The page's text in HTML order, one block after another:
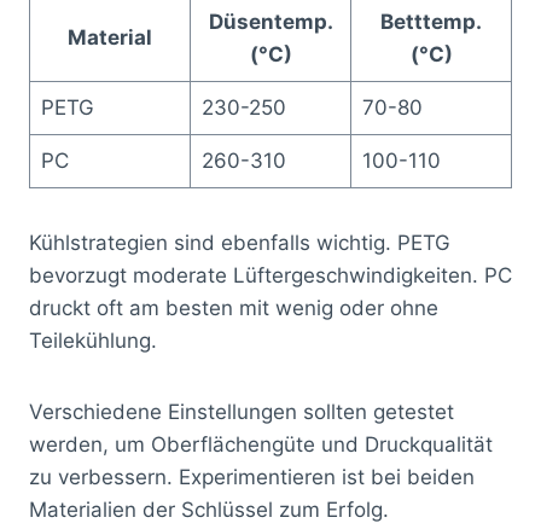
Material
Düsentemp.
(°C)
Betttemp.
(°C)
PETG 230-250 70-80
PC 260-310 100-110
Kühlstrategien sind ebenfalls wichtig. PETG
bevorzugt moderate Lüftergeschwindigkeiten. PC
druckt oft am besten mit wenig oder ohne
Teilekühlung.
Verschiedene Einstellungen sollten getestet
werden, um Oberflächengüte und Druckqualität
zu verbessern. Experimentieren ist bei beiden
Materialien der Schlüssel zum Erfolg.